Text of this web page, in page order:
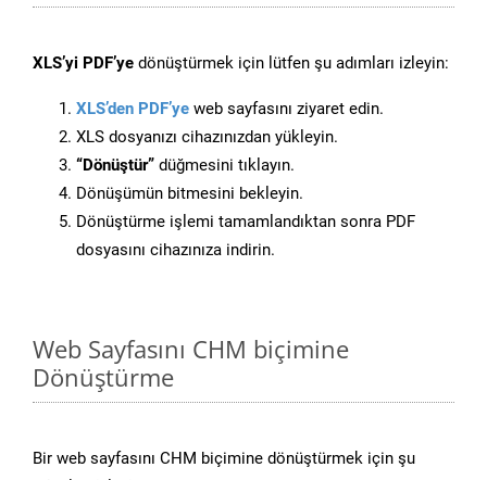
XLS’yi PDF’ye dönüştürmek için lütfen şu adımları izleyin:
XLS’den PDF’ye web sayfasını ziyaret edin.
XLS dosyanızı cihazınızdan yükleyin.
“Dönüştür” düğmesini tıklayın.
Dönüşümün bitmesini bekleyin.
Dönüştürme işlemi tamamlandıktan sonra PDF
dosyasını cihazınıza indirin.
Web Sayfasını CHM biçimine
Dönüştürme
Bir web sayfasını CHM biçimine dönüştürmek için şu